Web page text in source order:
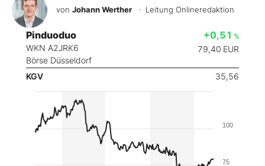
von Johann Werther · Leitung Onlineredaktion
Pinduoduo
WKN A2JRK6
Börse Düsseldorf
+0,51 %
79,40 EUR
KGV 35,56
75
100